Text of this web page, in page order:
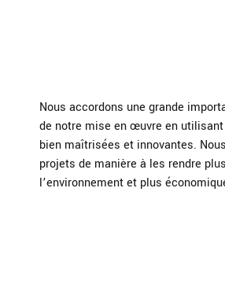
Nous accordons une grande
de notre mise en œuvre en
bien maîtrisées et innovantes.
projets de manière à les rendre
l’environnement et plus